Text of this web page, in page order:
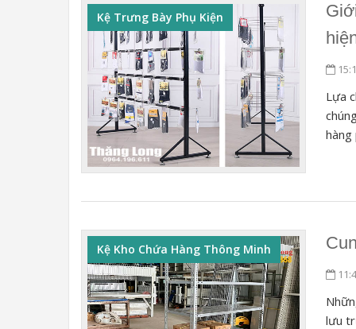
Kệ Trưng Bày Phụ Kiện
Lựa
hàng
Kệ Kho Chứa Hàng Thông Minh
lưu